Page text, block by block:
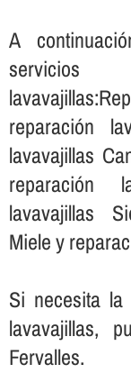
A
reparación
lavavajillas
reparación
lavavajillas
Miele y
Si necesita
lavavajillas,
Fervalles.